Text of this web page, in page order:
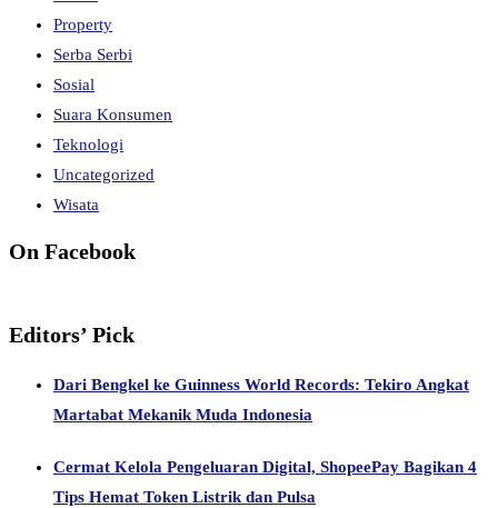
Property
Serba Serbi
Sosial
Suara Konsumen
Teknologi
Uncategorized
Wisata
On Facebook
Editors’ Pick
Dari Bengkel ke Guinness World Records: Tekiro Angkat
Martabat Mekanik Muda Indonesia
Cermat Kelola Pengeluaran Digital, ShopeePay Bagikan 4
Tips Hemat Token Listrik dan Pulsa